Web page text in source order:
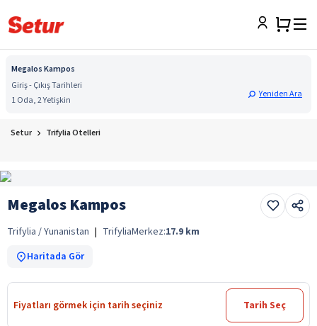
Megalos Kampos
Giriş - Çıkış Tarihleri
1 Oda, 2 Yetişkin
Yeniden Ara
Setur Trifylia Otelleri
Megalos Kampos
Trifylia / Yunanistan | TrifyliaMerkez:17.9 km
Haritada Gör
Fiyatları görmek için tarih seçiniz Tarih Seç